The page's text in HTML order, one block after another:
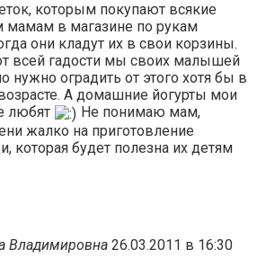
которым покупают всякие
мамам в магазине по рукам
они кладут их в свои корзины.
всей гадости мы своих малышей
нужно оградить от этого хотя бы в
А домашние йогурты мои
любят
Не понимаю мам,
жалко на приготовление
которая будет полезна их детям
Владимировна 26.03.2011 в 16:30